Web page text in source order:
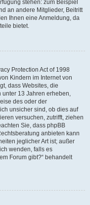
stehen: zum Beispiel
an andere Mitglieder, Beitritt
Ihnen eine Anmeldung, da
bietet.
Protection Act of 1998
Kindern im Internet von
dass Websites, die
13 Jahren erheben,
des oder der
unsicher sind, ob dies auf
versuchen, zutrifft, ziehen
Sie, dass phpBB
anbieten kann
jeglicher Art ist; außer
wenden, falls es
Forum gibt?“ behandelt